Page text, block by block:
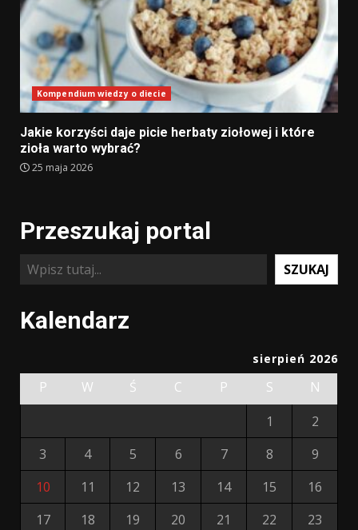
Kompendium wiedzy o diecie
Jakie korzyści daje picie herbaty ziołowej i które
zioła warto wybrać?
25 maja 2026
Przeszukaj portal
Szukaj SZUKAJ
Kalendarz
sierpień 2026
P W Ś C P S
N
1
2
3
4 5 6 7 8
9
10
11 12 13 14 15
16
17
18 19 20 21 22
23